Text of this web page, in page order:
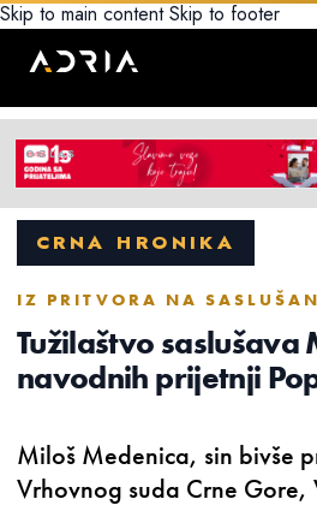
Skip to main content Skip to footer
CRNA HRONIKA
IZ PRITVORA NA
Tužilaštvo saslušava
navodnih prijetnji
Miloš Medenica, sin bivše
Vrhovnog suda Crne Gore,